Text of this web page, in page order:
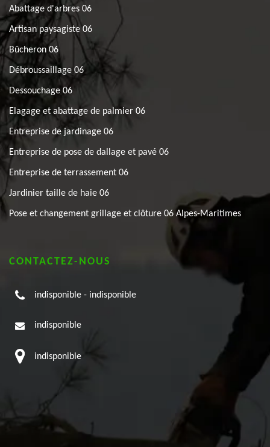
Abattage d'arbres 06
Artisan paysagiste 06
Bûcheron 06
Débroussaillage 06
Dessouchage 06
Elagage et abattage de palmier 06
Entreprise de jardinage 06
Entreprise de pose de dallage et pavé 06
Entreprise de terrassement 06
Jardinier taille de haie 06
Pose et changement grillage et clôture 06 Alpes-Maritimes
CONTACTEZ-NOUS
indisponible - indisponible
indisponible
indisponible